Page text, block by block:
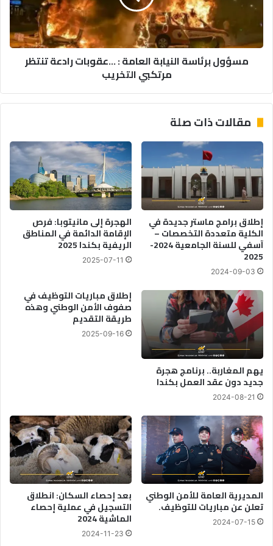
خ
ل
و
ل
ة
ا
س
ت
ي
ا
ء
ل
ى
أ
ح
ة
ظ
ي
ف
ي
ة
ب
ا
ل
ق
ر
ا
ة
ا
ل
ع
ا
م
ة
.
.
ق
و
ب
ر
ا
ع
ة
ت
ن
ت
ظ
ر
م
ر
مسؤول برئاسة النيابة العامة : ...عقوبات رادعة تنتظر
مرتكبي التخريب
مقالات ذات صلة
إطلاق برامج ماستر جديدة في
الكلية متعددة التخصصات –
آسفي للسنة الجامعية 2024-
2025
2024-09-03
الهجرة إلى مانيتوبا: فرص
الإقامة الدائمة في المناطق
الريفية بكندا 2025
2025-07-11
يهم المغاربة.. برنامج هجرة
جديد دون عقد العمل بكندا
2024-08-21
إطلاق مباريات التوظيف في
صفوف الأمن الوطني وهذه
طريقة التقديم
2025-09-16
المديرية العامة للأمن الوطني
تعلن عن مباريات للتوظيف.
2024-07-15
بعد إحصاء السكان: انطلاق
التسجيل في عملية إحصاء
الماشية 2024
2024-11-23